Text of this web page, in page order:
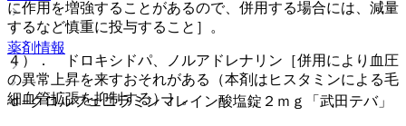
薬剤情報
ｄ−クロルフェニラミンマレイン酸塩錠２ｍｇ「武田テバ」
に作用を増強することがあるので、併用する場合には、減量
するなど慎重に投与すること］。
４）． ドロキシドパ、ノルアドレナリン［併用により血圧
の異常上昇を来すおそれがある（本剤はヒスタミンによる毛
細血管拡張を抑制する）］。